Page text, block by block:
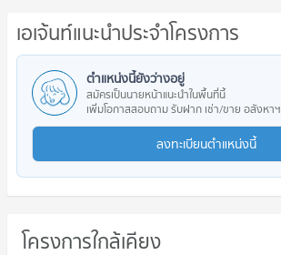
เอเจ้นท์แนะนำประจำโครงการ
ตำแหน่งนี้ยังว่างอยู่
สมัครเป็นนายหน้าแนะนำในพื้นที่นี้
เพิ่มโอกาสสอบถาม รับฝาก เช่า/ขาย อสังหาฯ
ลงทะเบียนตำแหน่งนี้
โครงการใกล้เคียง